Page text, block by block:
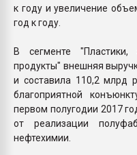
к году и увеличение
год к году.
В сегменте
продукты" внешняя
и составила 110,2 млрд
благоприятной
первом полугодии 2017
от реализации
нефтехимии.